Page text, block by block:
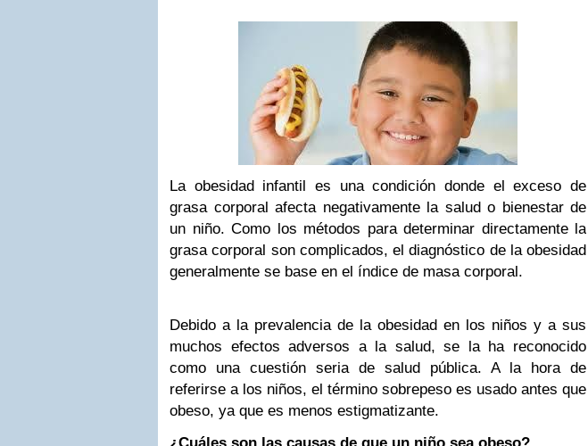
La obesidad infantil es una condición donde el exceso de
grasa corporal afecta negativamente la salud o bienestar de
un niño. Como los métodos para determinar directamente la
grasa corporal son complicados, el diagnóstico de la obesidad
generalmente se base en el índice de masa corporal.
Debido a la prevalencia de la obesidad en los niños y a sus
muchos efectos adversos a la salud, se la ha reconocido
como una cuestión seria de salud pública. A la hora de
referirse a los niños, el término sobrepeso es usado antes que
obeso, ya que es menos estigmatizante.